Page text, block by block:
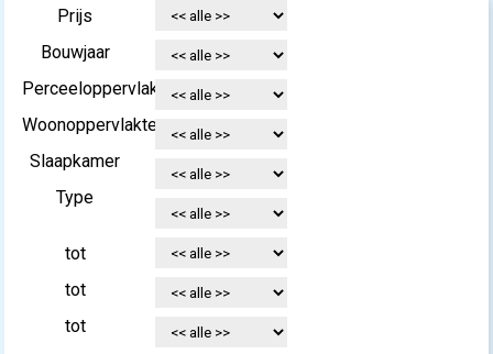
Prijs
Bouwjaar
Perceeloppervlakte
Woonoppervlakte
Slaapkamer
Type
tot
tot
tot